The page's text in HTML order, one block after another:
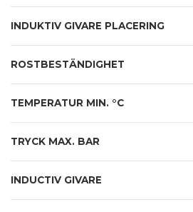
INDUKTIV GIVARE PLACERING
ROSTBESTÄNDIGHET
TEMPERATUR MIN. °C
TRYCK MAX. BAR
INDUCTIV GIVARE